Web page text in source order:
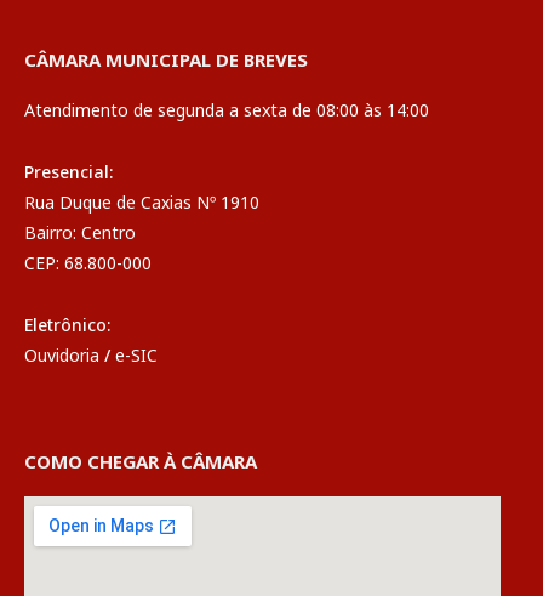
CÂMARA MUNICIPAL DE BREVES
Atendimento de segunda a sexta de 08:00 às 14:00
Presencial:
Rua Duque de Caxias Nº 1910
Bairro: Centro
CEP: 68.800-000
Eletrônico:
Ouvidoria / e-SIC
COMO CHEGAR À CÂMARA